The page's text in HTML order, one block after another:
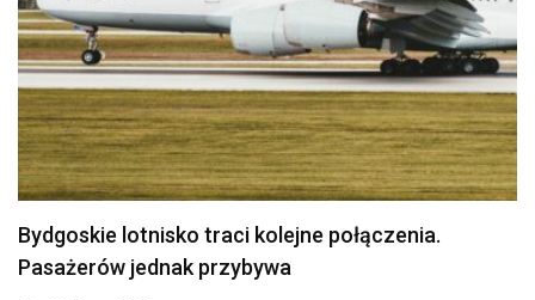
Politechnika Bydgoska przejęła stajnię w
Myślęcinku. Studenci weterynarii…